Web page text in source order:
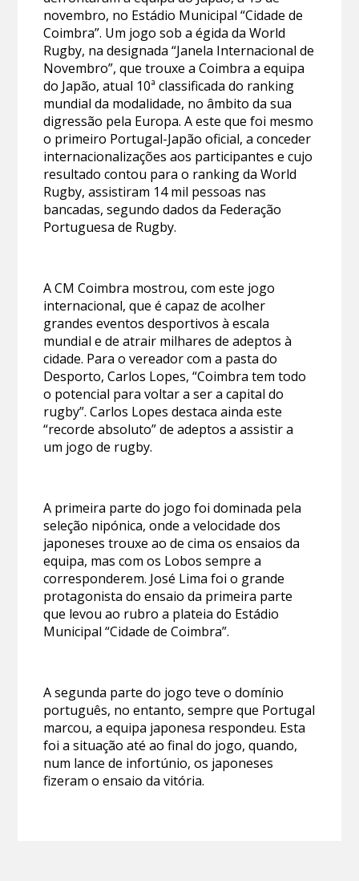
novembro, no Estádio Municipal “Cidade de
Coimbra”. Um jogo sob a égida da World
Rugby, na designada “Janela Internacional de
Novembro”, que trouxe a Coimbra a equipa
do Japão, atual 10ª classificada do ranking
mundial da modalidade, no âmbito da sua
digressão pela Europa. A este que foi mesmo
o primeiro Portugal-Japão oficial, a conceder
internacionalizações aos participantes e cujo
resultado contou para o ranking da World
Rugby, assistiram 14 mil pessoas nas
bancadas, segundo dados da Federação
Portuguesa de Rugby.
A CM Coimbra mostrou, com este jogo
internacional, que é capaz de acolher
grandes eventos desportivos à escala
mundial e de atrair milhares de adeptos à
cidade. Para o vereador com a pasta do
Desporto, Carlos Lopes, “Coimbra tem todo
o potencial para voltar a ser a capital do
rugby”. Carlos Lopes destaca ainda este
“recorde absoluto” de adeptos a assistir a
um jogo de rugby.
A primeira parte do jogo foi dominada pela
seleção nipónica, onde a velocidade dos
japoneses trouxe ao de cima os ensaios da
equipa, mas com os Lobos sempre a
corresponderem. José Lima foi o grande
protagonista do ensaio da primeira parte
que levou ao rubro a plateia do Estádio
Municipal “Cidade de Coimbra”.
A segunda parte do jogo teve o domínio
português, no entanto, sempre que Portugal
marcou, a equipa japonesa respondeu. Esta
foi a situação até ao final do jogo, quando,
num lance de infortúnio, os japoneses
fizeram o ensaio da vitória.